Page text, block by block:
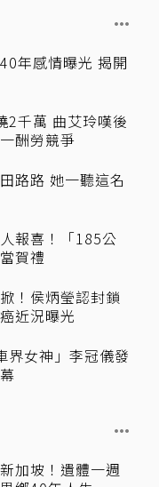
年感情曝光 揭開
2千萬 曲艾玲嘆後
酬勞競爭
路路 她一聽這名
報喜！「185公
賀禮
！侯炳瑩認封鎖
近況曝光
界女神」李冠儀發
加坡！遺體一週